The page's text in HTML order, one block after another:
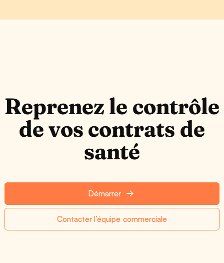
Reprenez le contrôle
de vos contrats de
santé
Démarrer
Contacter l’équipe commerciale